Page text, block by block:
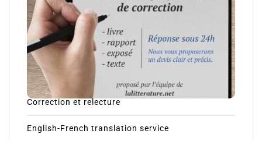
Correction et relecture
English-French translation service